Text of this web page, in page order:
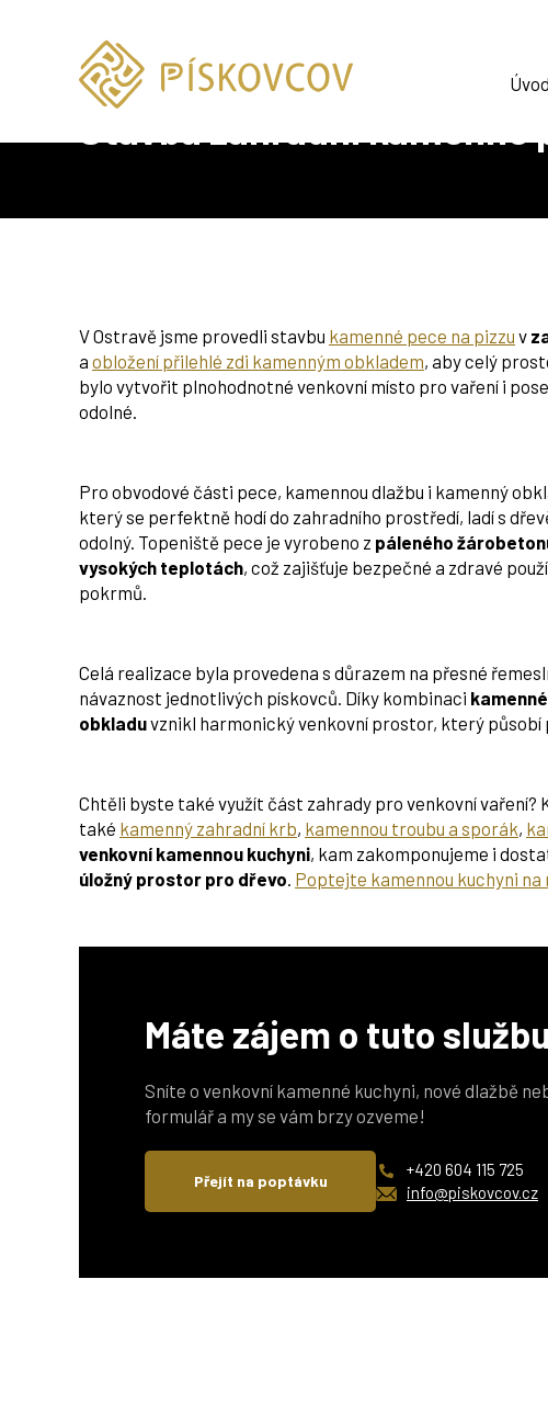
Úvod
ÚvodRealizace Stavba
V Ostravě jsme provedli stavbu kamenné pece na pizzu v
a obložení přilehlé zdi kamenným obkladem, aby celý
bylo vytvořit plnohodnotné venkovní místo pro vaření i
odolné.
Pro obvodové části pece, kamennou dlažbu i kamenný
který se perfektně hodí do zahradního prostředí, ladí s
odolný. Topeniště pece je vyrobeno z páleného
vysokých teplotách, což zajišťuje bezpečné a zdravé
pokrmů.
Celá realizace byla provedena s důrazem na přesné
návaznost jednotlivých pískovců. Díky kombinaci
obkladuvznikl harmonický venkovní prostor, který působí
Chtěli byste také využít část zahrady pro venkovní vaření?
také kamenný zahradní krb, kamennou troubu a sporák,
venkovní kamennou kuchyni, kam zakomponujeme i
úložný prostor pro dřevo. Poptejte kamennou kuchyni na
Máte zájem o tuto
Sníte o venkovní kamenné kuchyni, nové dlažbě
formulář a my se vám brzy ozveme!
Přejít na poptávku
+420 604 115 725
info@piskovcov.cz